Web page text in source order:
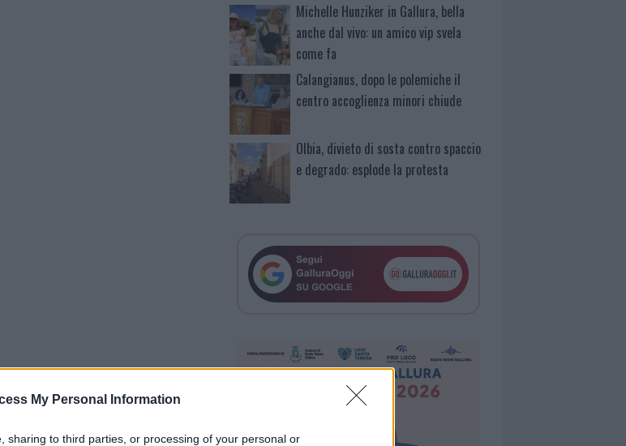
My Personal Information
sharing to third parties, or processing of your personal or
Michelle Hunziker in Gallura, bella
anche dal vivo: un amico vip svela
come fa
Calangianus, dopo le polemiche il
centro accoglienza minori chiude
Olbia, divieto di sosta contro spaccio
e degrado: esplode la protesta